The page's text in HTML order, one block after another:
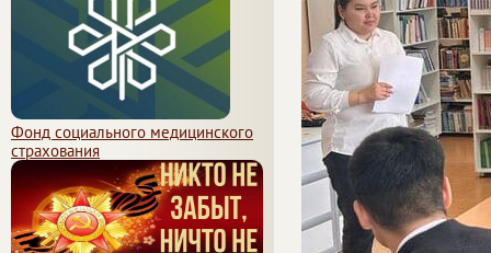
Фонд социального медицинского
страхования